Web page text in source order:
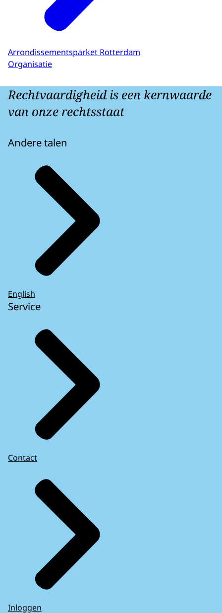
Arrondissementsparket Rotterdam
Organisatie
Rechtvaardigheid is een kernwaarde
van onze rechtsstaat
Andere talen
English
Service
Contact
Inloggen